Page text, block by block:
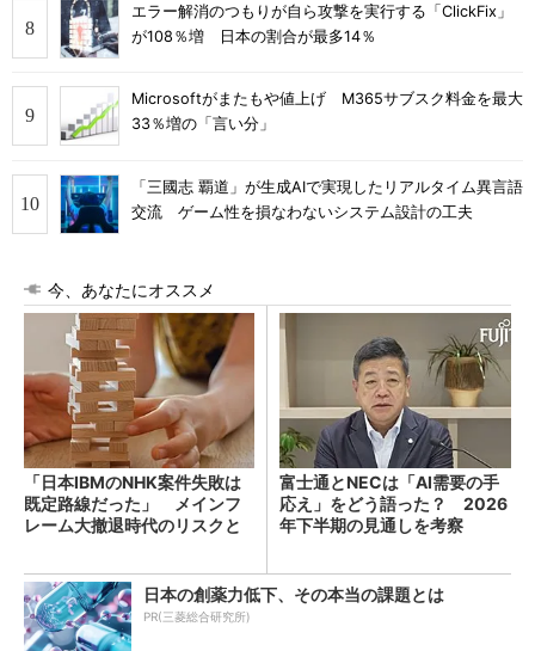
エラー解消のつもりが自ら攻撃を実行する「ClickFix」
が108％増 日本の割合が最多14％
Microsoftがまたもや値上げ M365サブスク料金を最大
33％増の「言い分」
「三國志 覇道」が生成AIで実現したリアルタイム異言語
交流 ゲーム性を損なわないシステム設計の工夫
今、あなたにオススメ
「日本IBMのNHK案件失敗は
既定路線だった」 メインフ
レーム大撤退時代のリスクと
富士通とNECは「AI需要の手
応え」をどう語った？ 2026
年下半期の見通しを考察
日本の創薬力低下、その本当の課題とは
PR(三菱総合研究所)